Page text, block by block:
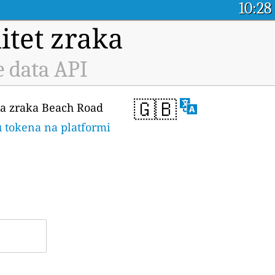
10:28
zraka
data API
🇬🇧
zraka Beach Road
tokena na platformi